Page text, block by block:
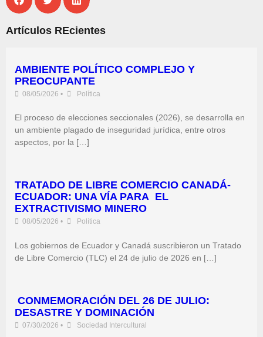
Artículos REcientes
AMBIENTE POLÍTICO COMPLEJO Y
PREOCUPANTE
08/05/2026 • Política
El proceso de elecciones seccionales (2026), se desarrolla en
un ambiente plagado de inseguridad jurídica, entre otros
aspectos, por la […]
TRATADO DE LIBRE COMERCIO CANADÁ-
ECUADOR: UNA VÍA PARA EL
EXTRACTIVISMO MINERO
08/05/2026 • Política
Los gobiernos de Ecuador y Canadá suscribieron un Tratado
de Libre Comercio (TLC) el 24 de julio de 2026 en […]
CONMEMORACIÓN DEL 26 DE JULIO:
DESASTRE Y DOMINACIÓN
07/30/2026 • Sociedad Intercultural